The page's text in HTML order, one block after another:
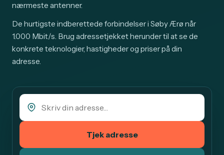
nærmeste antenner.
De hurtigste indberettede forbindelser i Søby Ærø når
1.000 Mbit/s. Brug adressetjekket herunder til at se de
konkrete teknologier, hastigheder og priser på din
adresse.
Tjek adresse